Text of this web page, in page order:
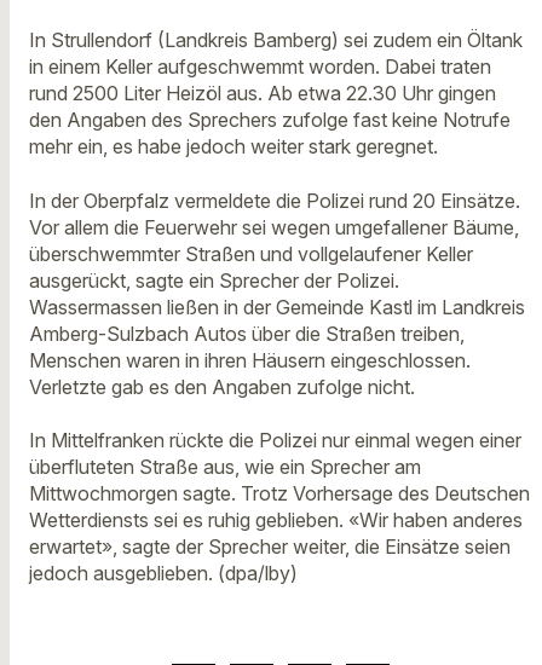
In Strullendorf (Landkreis Bamberg) sei zudem ein Öltank
in einem Keller aufgeschwemmt worden. Dabei traten
rund 2500 Liter Heizöl aus. Ab etwa 22.30 Uhr gingen
den Angaben des Sprechers zufolge fast keine Notrufe
mehr ein, es habe jedoch weiter stark geregnet.
In der Oberpfalz vermeldete die Polizei rund 20 Einsätze.
Vor allem die Feuerwehr sei wegen umgefallener Bäume,
überschwemmter Straßen und vollgelaufener Keller
ausgerückt, sagte ein Sprecher der Polizei.
Wassermassen ließen in der Gemeinde Kastl im Landkreis
Amberg-Sulzbach Autos über die Straßen treiben,
Menschen waren in ihren Häusern eingeschlossen.
Verletzte gab es den Angaben zufolge nicht.
In Mittelfranken rückte die Polizei nur einmal wegen einer
überfluteten Straße aus, wie ein Sprecher am
Mittwochmorgen sagte. Trotz Vorhersage des Deutschen
Wetterdiensts sei es ruhig geblieben. «Wir haben anderes
erwartet», sagte der Sprecher weiter, die Einsätze seien
jedoch ausgeblieben. (dpa/lby)